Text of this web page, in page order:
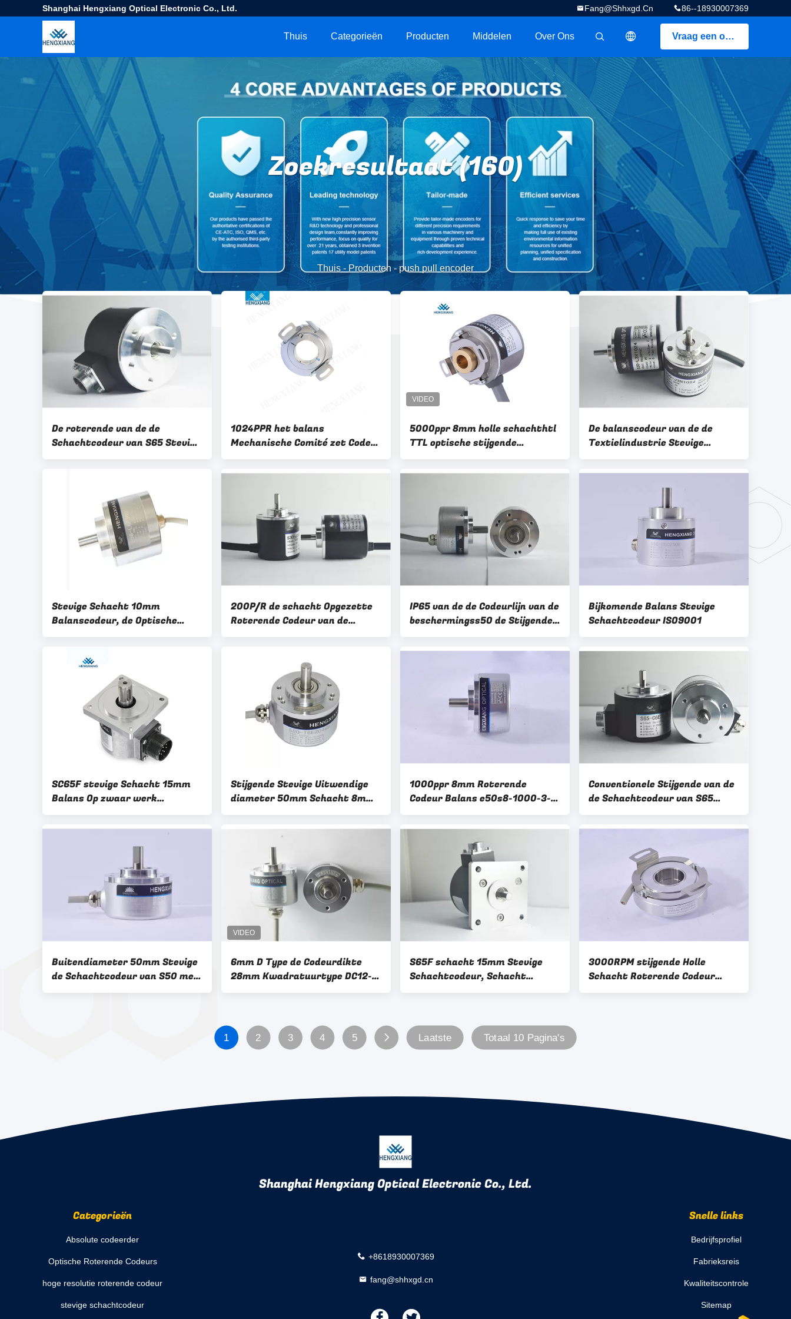
Shanghai Hengxiang Optical Electronic Co., Ltd. 86--18930007369
Fang@shhxgd.cn
Vraag een offerte aan
描述
Thuis Categorieën Producten Middelen Over Ons
Zoekresultaat (160)
Thuis- Producten-push pull encoder
De roterende van de de
Schachtcodeur van S65 Stevige
van de het Substituutabz Fase
1024PPR het balans
Mechanische Comité zet Codeur
K66 30mm Holle op
Schachtcodeur
5000ppr 8mm holle schachthtl
TTL optische stijgende
roterende codeur balansip50
De balanscodeur van de de
Textielindustrie Stevige
Schacht van IP68
Stevige Schacht 10mm
Balanscodeur, de Optische
Roterende Vervanging RI58 van
200P/R de schacht Opgezette
Roterende Codeur van de
Codeurs30 ‐ J3F200B5 Precisie
0001 pp ‐ 200 ‐ ABO ‐ E7 ‐ 2 ‐ 5
IP65 van de de Codeurlijn van de
beschermingss50 de Stijgende
Schacht Bestuurder 26ls31
voor Kleine Machine trd-j1000-
Bijkomende Balans Stevige
Schachtcodeur ISO9001
SC65F stevige Schacht 15mm
Balans Op zwaar werk
berekende Codeur
Stijgende Stevige Uitwendige
diameter 50mm Schacht 8mm
van de Schachtcodeur
Resolutie 1000
1000ppr 8mm Roterende
Codeur Balans e50s8-1000-3-t-
24 van de Schacht Hoge
Resolutie
Conventionele Stijgende van de
de Schachtcodeur van S65
Stevige de Schachtdiameter
8mm met Radiale Kabel
Buitendiameter 50mm Stevige
de Schachtcodeur van S50 met
Contactdoos 2500 de codeur
6mm D Type de Codeurdikte
28mm Kwadratuurtype DC12-
24V van de Precisie Stevige
S65F schacht 15mm Stevige
Schachtcodeur, Schacht
Opgezette Codeur met Zeer
3000RPM stijgende Holle
Schacht Roterende Codeur
Balans voor Machinary
1 2 3 4 5 Laatste Totaal 10 Pagina's
Shanghai Hengxiang Optical Electronic Co., Ltd.
Categorieën
Absolute codeerder
Optische Roterende Codeurs
hoge resolutie roterende codeur
stevige schachtcodeur
+8618930007369
fang@shhxgd.cn
Snelle links
Bedrijfsprofiel
Fabrieksreis
Kwaliteitscontrole
Sitemap